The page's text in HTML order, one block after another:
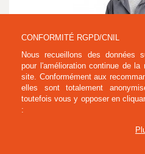
CONFORMITÉ RGPD/CNIL
Nous recueillons des données
pour l'amélioration continue de la
site. Conformément aux
elles sont totalement
toutefois vous y opposer en
: